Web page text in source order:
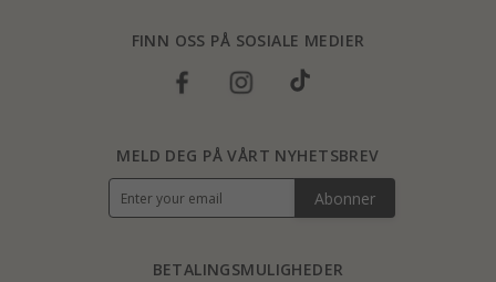
FINN OSS PÅ SOSIALE MEDIER
BETALINGSMULIGHEDER
MELD DEG PÅ VÅRT NYHETSBREV
Abonner